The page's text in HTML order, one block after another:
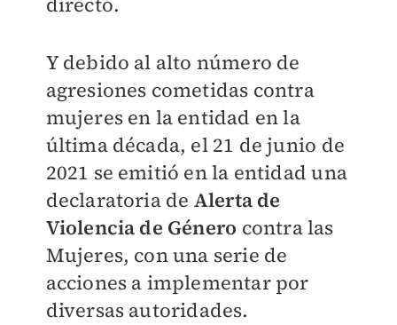
Y debido al alto número de
agresiones cometidas contra
mujeres en la entidad en la
última década, el 21 de junio de
2021 se emitió en la entidad una
declaratoria de Alerta de
Violencia de Género contra las
Mujeres, con una serie de
acciones a implementar por
diversas autoridades.